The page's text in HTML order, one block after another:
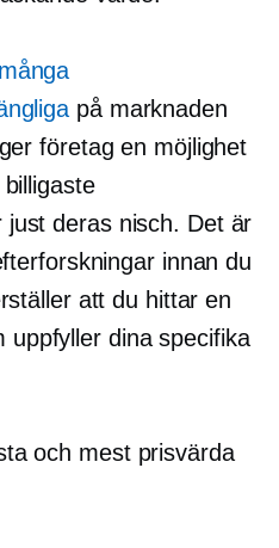
många
på marknaden
företag en möjlighet
deras nisch. Det är
innan du
att du hittar en
uppfyller dina specifika
och mest prisvärda